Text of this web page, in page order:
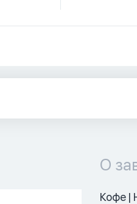
О
Кофе |